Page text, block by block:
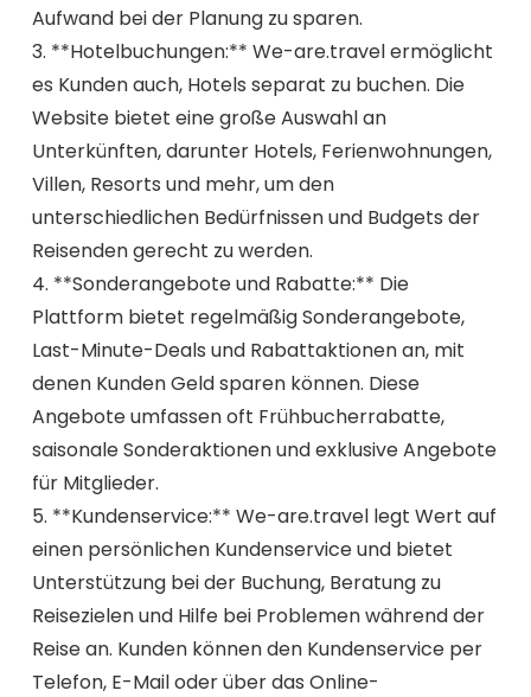
Aufwand bei der Planung zu sparen.
3. **Hotelbuchungen:** We-are.travel ermöglicht
es Kunden auch, Hotels separat zu buchen. Die
Website bietet eine große Auswahl an
Unterkünften, darunter Hotels, Ferienwohnungen,
Villen, Resorts und mehr, um den
unterschiedlichen Bedürfnissen und Budgets der
Reisenden gerecht zu werden.
4. **Sonderangebote und Rabatte:** Die
Plattform bietet regelmäßig Sonderangebote,
Last-Minute-Deals und Rabattaktionen an, mit
denen Kunden Geld sparen können. Diese
Angebote umfassen oft Frühbucherrabatte,
saisonale Sonderaktionen und exklusive Angebote
für Mitglieder.
5. **Kundenservice:** We-are.travel legt Wert auf
einen persönlichen Kundenservice und bietet
Unterstützung bei der Buchung, Beratung zu
Reisezielen und Hilfe bei Problemen während der
Reise an. Kunden können den Kundenservice per
Telefon, E-Mail oder über das Online-